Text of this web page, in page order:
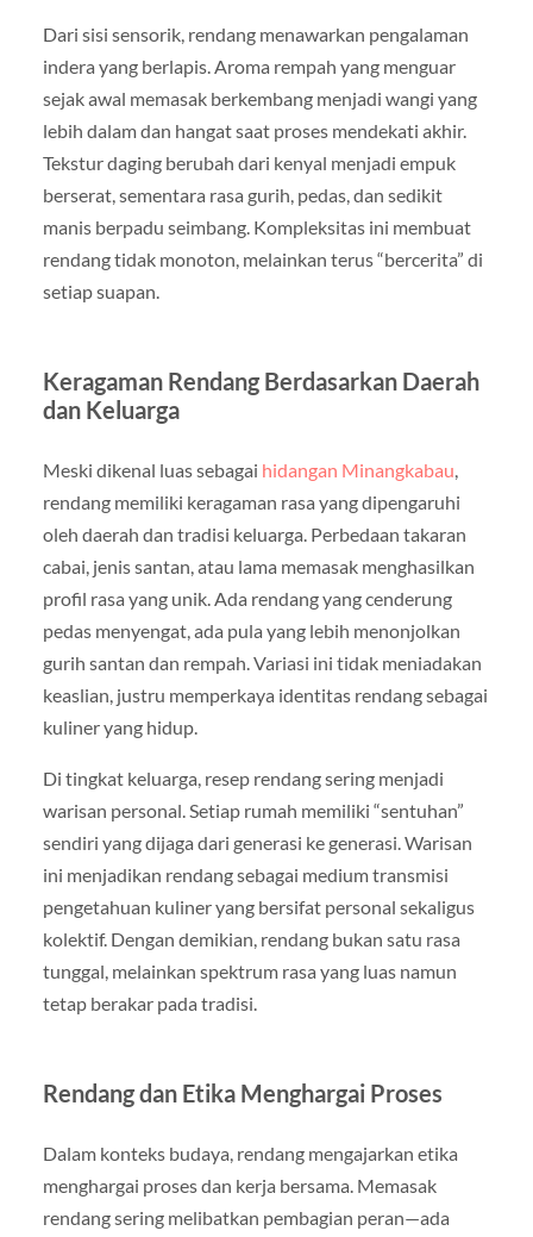
Dari sisi sensorik, rendang menawarkan pengalaman
indera yang berlapis. Aroma rempah yang menguar
sejak awal memasak berkembang menjadi wangi yang
lebih dalam dan hangat saat proses mendekati akhir.
Tekstur daging berubah dari kenyal menjadi empuk
berserat, sementara rasa gurih, pedas, dan sedikit
manis berpadu seimbang. Kompleksitas ini membuat
rendang tidak monoton, melainkan terus “bercerita” di
setiap suapan.
Keragaman Rendang Berdasarkan Daerah
dan Keluarga
Meski dikenal luas sebagai hidangan Minangkabau,
rendang memiliki keragaman rasa yang dipengaruhi
oleh daerah dan tradisi keluarga. Perbedaan takaran
cabai, jenis santan, atau lama memasak menghasilkan
profil rasa yang unik. Ada rendang yang cenderung
pedas menyengat, ada pula yang lebih menonjolkan
gurih santan dan rempah. Variasi ini tidak meniadakan
keaslian, justru memperkaya identitas rendang sebagai
kuliner yang hidup.
Di tingkat keluarga, resep rendang sering menjadi
warisan personal. Setiap rumah memiliki “sentuhan”
sendiri yang dijaga dari generasi ke generasi. Warisan
ini menjadikan rendang sebagai medium transmisi
pengetahuan kuliner yang bersifat personal sekaligus
kolektif. Dengan demikian, rendang bukan satu rasa
tunggal, melainkan spektrum rasa yang luas namun
tetap berakar pada tradisi.
Rendang dan Etika Menghargai Proses
Dalam konteks budaya, rendang mengajarkan etika
menghargai proses dan kerja bersama. Memasak
rendang sering melibatkan pembagian peran—ada